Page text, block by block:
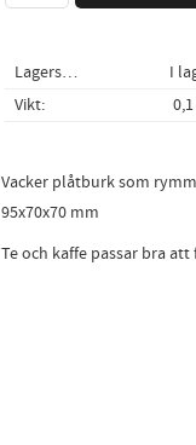
Lagerstatus
I
Vikt
Vacker plåtburk som
95x70x70 mm
Te och kaffe passar bra